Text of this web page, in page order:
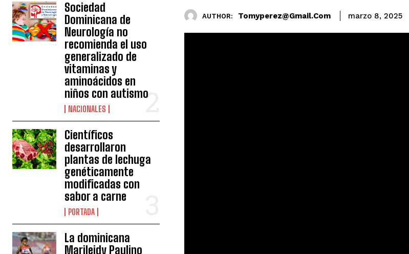
Sociedad
Dominicana de
Neurología no
recomienda el uso
generalizado de
vitaminas y
aminoácidos en
niños con autismo
NACIONALES
Científicos
desarrollaron
plantas de lechuga
genéticamente
modificadas con
sabor a carne
PORTADA
La dominicana
Marileidy Paulino
AUTHOR: Tomyperez@gmail.com marzo 8, 2025